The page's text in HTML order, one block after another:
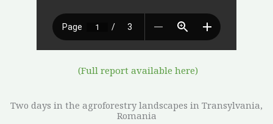
(Full report available here)
Two days in the agroforestry landscapes in Transylvania,
Romania